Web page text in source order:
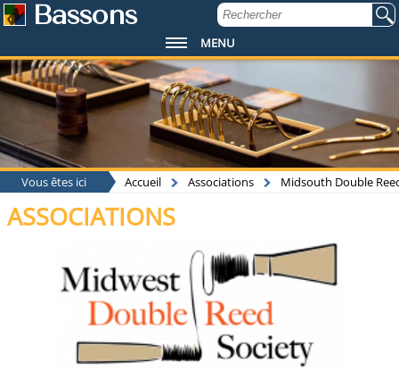
Bassons
MENU
Vous êtes ici Accueil Associations Midsouth Double
ASSOCIATIONS